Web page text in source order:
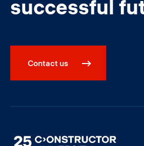
successful
Contact us
Image